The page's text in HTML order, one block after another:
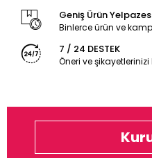
Geniş Ürün
Binlerce ürün ve
7 / 24 DESTEK
Öneri ve